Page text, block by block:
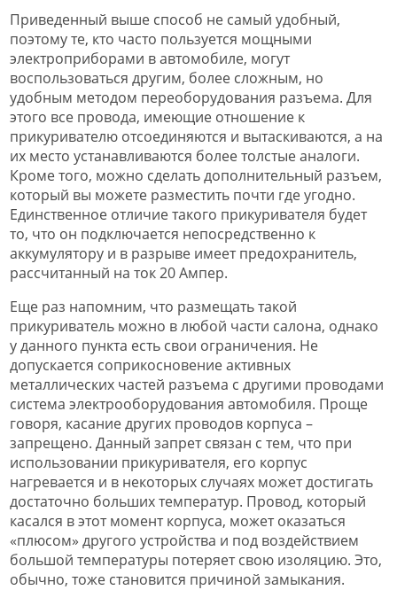
Приведенный выше способ не самый удобный,
поэтому те, кто часто пользуется мощными
электроприборами в автомобиле, могут
воспользоваться другим, более сложным, но
удобным методом переоборудования разъема. Для
этого все провода, имеющие отношение к
прикуривателю отсоединяются и вытаскиваются, а на
их место устанавливаются более толстые аналоги.
Кроме того, можно сделать дополнительный разъем,
который вы можете разместить почти где угодно.
Единственное отличие такого прикуривателя будет
то, что он подключается непосредственно к
аккумулятору и в разрыве имеет предохранитель,
рассчитанный на ток 20 Ампер.
Еще раз напомним, что размещать такой
прикуриватель можно в любой части салона, однако
у данного пункта есть свои ограничения. Не
допускается соприкосновение активных
металлических частей разъема с другими проводами
система электрооборудования автомобиля. Проще
говоря, касание других проводов корпуса –
запрещено. Данный запрет связан с тем, что при
использовании прикуривателя, его корпус
нагревается и в некоторых случаях может достигать
достаточно больших температур. Провод, который
касался в этот момент корпуса, может оказаться
«плюсом» другого устройства и под воздействием
большой температуры потеряет свою изоляцию. Это,
обычно, тоже становится причиной замыкания.